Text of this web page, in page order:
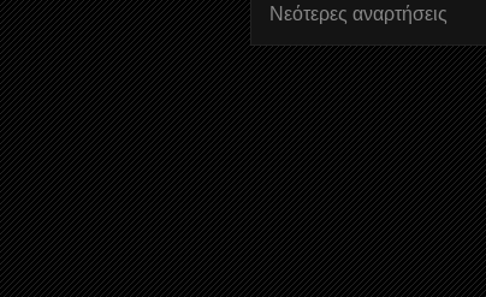
Νεότερες αναρτήσεις